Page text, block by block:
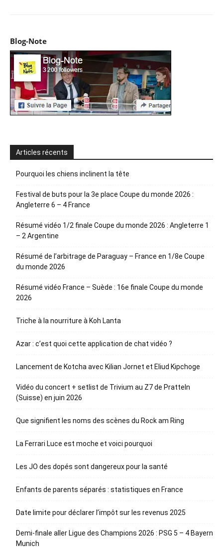
Blog-Note
Articles récents
Pourquoi les chiens inclinent la tête
Festival de buts pour la 3e place Coupe du monde 2026 :
Angleterre 6 – 4 France
Résumé vidéo 1/2 finale Coupe du monde 2026 : Angleterre 1
– 2 Argentine
Résumé de l’arbitrage de Paraguay – France en 1/8e Coupe
du monde 2026
Résumé vidéo France – Suède : 16e finale Coupe du monde
2026
Triche à la nourriture à Koh Lanta
Azar : c’est quoi cette application de chat vidéo ?
Lancement de Kotcha avec Kilian Jornet et Eliud Kipchoge
Vidéo du concert + setlist de Trivium au Z7 de Pratteln
(Suisse) en juin 2026
Que signifient les noms des scènes du Rock am Ring
La Ferrari Luce est moche et voici pourquoi
Les JO des dopés sont dangereux pour la santé
Enfants de parents séparés : statistiques en France
Date limite pour déclarer l’impôt sur les revenus 2025
Demi-finale aller Ligue des Champions 2026 : PSG 5 – 4 Bayern
Munich